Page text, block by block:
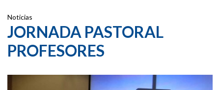
Noticias
JORNADA PASTORAL
PROFESORES